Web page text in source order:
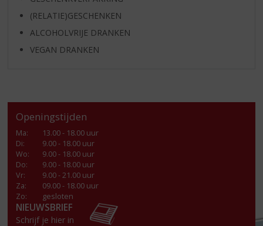
(RELATIE)GESCHENKEN
ALCOHOLVRIJE DRANKEN
VEGAN DRANKEN
Openingstijden
Ma:
13.00 - 18.00 uur
Di:
9.00 - 18.00 uur
Wo:
9.00 - 18.00 uur
Do:
9.00 - 18.00 uur
Vr:
9.00 - 21.00 uur
Za:
09.00 - 18.00 uur
Zo:
gesloten
NIEUWSBRIEF
Schrijf je hier in